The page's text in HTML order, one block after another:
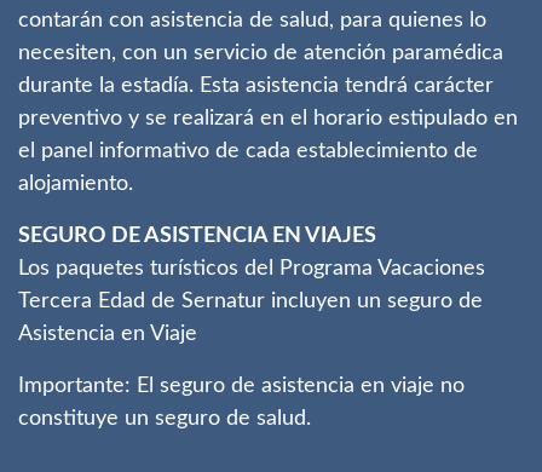
contarán con asistencia de salud, para quienes lo
necesiten, con un servicio de atención paramédica
durante la estadía. Esta asistencia tendrá carácter
preventivo y se realizará en el horario estipulado en
el panel informativo de cada establecimiento de
alojamiento.
SEGURO DE ASISTENCIA EN VIAJES
Los paquetes turísticos del Programa Vacaciones
Tercera Edad de Sernatur incluyen un seguro de
Asistencia en Viaje
Importante: El seguro de asistencia en viaje no
constituye un seguro de salud.